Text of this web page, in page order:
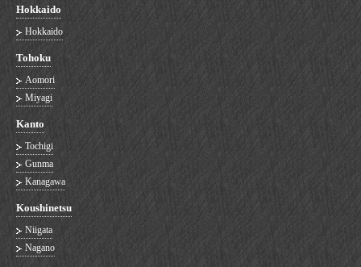
Hokkaido
Hokkaido
Tohoku
Aomori
Miyagi
Kanto
Tochigi
Gunma
Kanagawa
Koushinetsu
Niigata
Nagano